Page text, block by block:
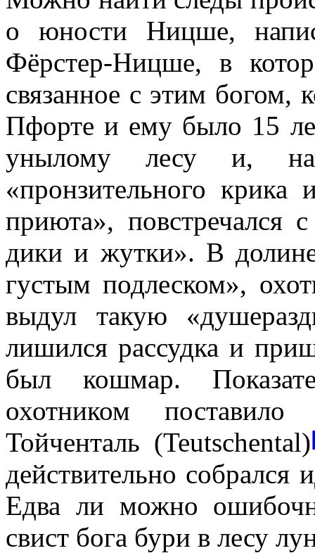
о юности Ницше,
Фёрстер-Ницше, в
связанное с этим
Пфорте и ему было 15
унылому лесу и,
«пронзительного крика
приюта», повстречался
дики и жутки». В
густым подлеском»,
выдул такую
лишился рассудка и
был кошмар.
охотником
Тойченталь (Teutschental)
действительно
Едва ли можно
свист бога бури в лесу